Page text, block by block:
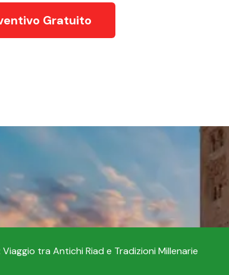
Gratuito
tra Antichi Riad e Tradizioni Millenarie